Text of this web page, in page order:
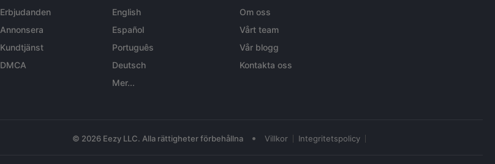
Erbjudanden
Annonsera
Kundtjänst
DMCA
English
Español
Português
Deutsch
Mer...
Om oss
Vårt team
Vår blogg
Kontakta oss
© 2026 Eezy LLC. Alla rättigheter förbehållna • Villkor Integritetspolicy